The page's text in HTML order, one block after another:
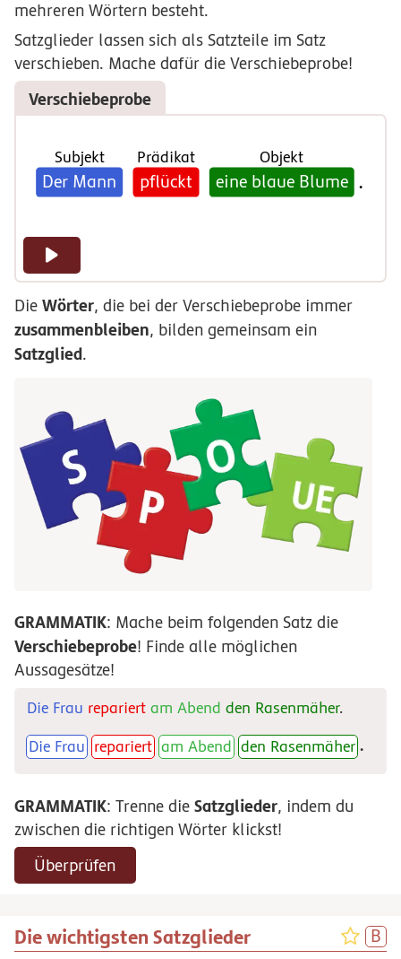
mehreren Wörtern besteht.
Satzglieder lassen sich als Satzteile im Satz
verschieben. Mache dafür die Verschiebeprobe!
Verschiebeprobe
Der Mann
Subjekt
pflückt
Prädikat
eine blaue Blume
Objekt
.
Die Wörter, die bei der Verschiebeprobe immer
zusammenbleiben, bilden gemeinsam ein
Satzglied.
GRAMMATIK: Mache beim folgenden Satz die
Verschiebeprobe! Finde alle möglichen
Aussagesätze!
Die Frau repariert am Abend den Rasenmäher.
Die Frau repariert am Abend den Rasenmäher .
GRAMMATIK: Trenne die Satzglieder, indem du
zwischen die richtigen Wörter klickst!
Überprüfen
Die wichtigsten Satzglieder